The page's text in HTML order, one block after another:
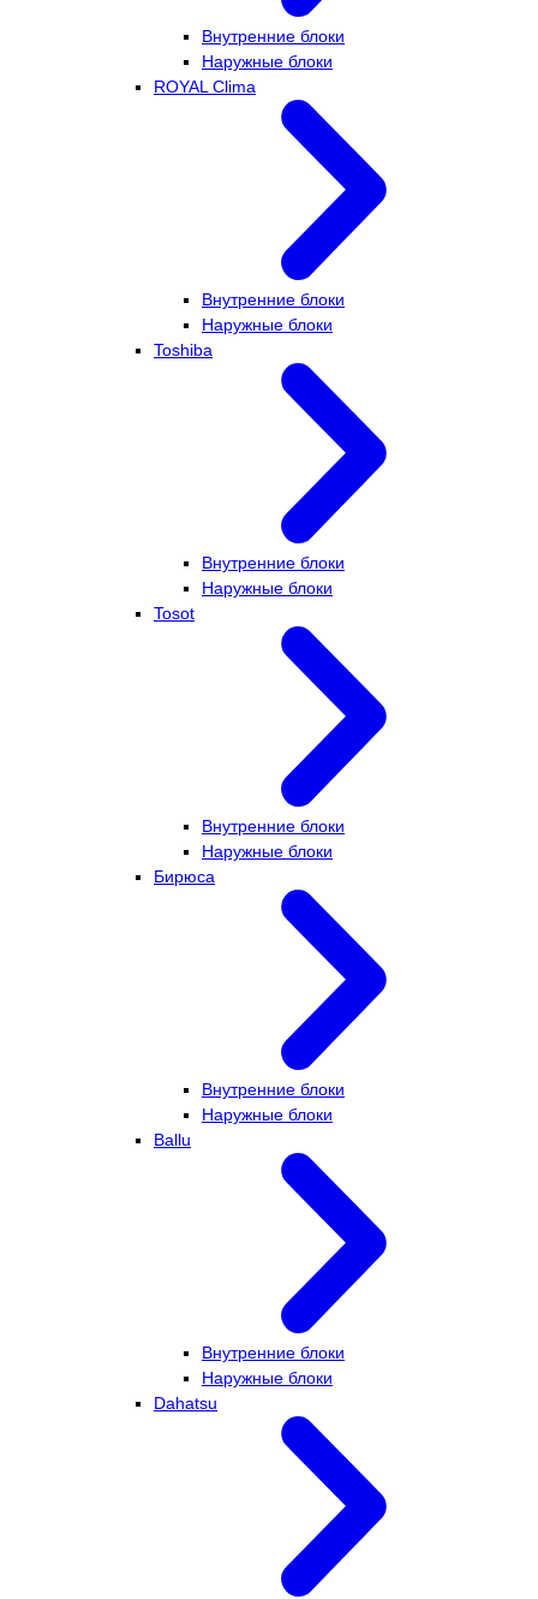
Внутренние блоки
Наружные блоки
ROYAL Clima
Внутренние блоки
Наружные блоки
Toshiba
Внутренние блоки
Наружные блоки
Tosot
Внутренние блоки
Наружные блоки
Бирюса
Внутренние блоки
Наружные блоки
Ballu
Внутренние блоки
Наружные блоки
Dahatsu